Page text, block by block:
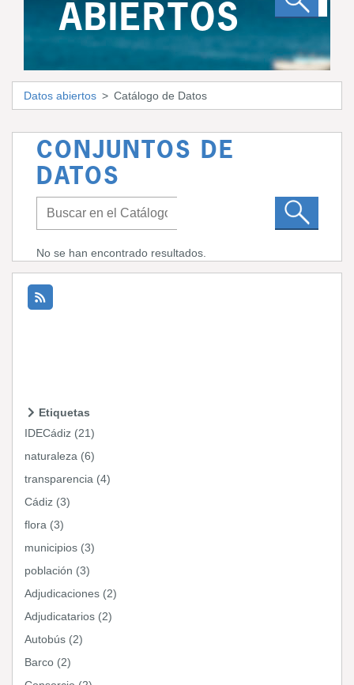
ABIERTOS
Datos abiertos Catálogo de Datos
CONJUNTOS DE
DATOS
No se han encontrado resultados.
Etiquetas
IDECádiz (21)
naturaleza (6)
transparencia (4)
Cádiz (3)
flora (3)
municipios (3)
población (3)
Adjudicaciones (2)
Adjudicatarios (2)
Autobús (2)
Barco (2)